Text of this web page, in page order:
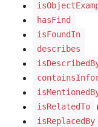
hasFind
isFoundIn
describes
isRelatedTo
isReplacedBy